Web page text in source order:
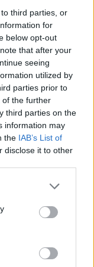
third parties, or
for
below opt-out
that after your
seeing
utilized by
parties prior to
of the further
third parties on the
information may
the IAB’s List of
disclose it to other
or more Google
You may click to
party tags to
in below Google
cirkó kombi…
„Visszasírja az
amelyeknek
– szörnyű
kellett kultúrát
hangzik, és
való – de
haszna
fogyasztani
és ez így
kultúra is az
Persze
hoztam
Mindenkinek van
egész
közölnivalónk
de nem